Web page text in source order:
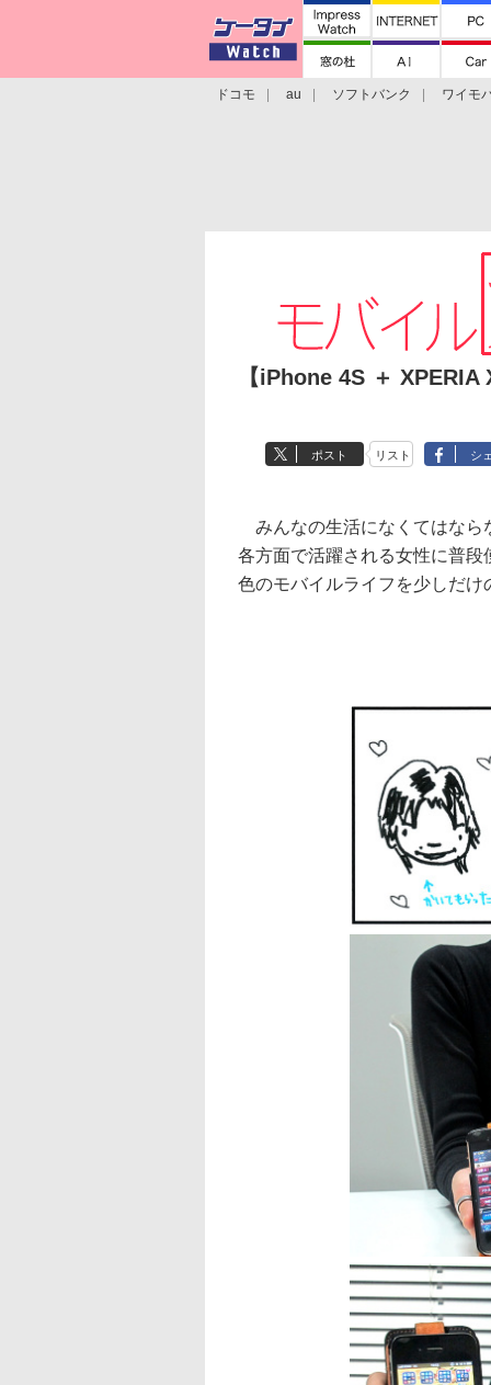
ドコモ au ソフトバンク
ワイモ
【iPhone 4S ＋
ポスト リスト シ
みんなの生活になくてはなら
各方面で活躍される女性に普
色のモバイルライフを少しだけ